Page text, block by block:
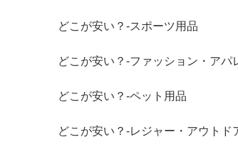
どこが安い？-スポーツ用品
どこが安い？-ファッション・アパ
どこが安い？-ペット用品
どこが安い？-レジャー・アウトド